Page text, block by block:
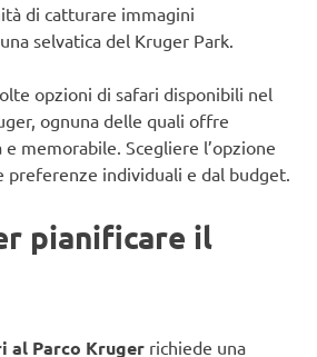
di catturare immagini
selvatica del Kruger Park.
opzioni di safari disponibili nel
ognuna delle quali offre
e memorabile. Scegliere l’opzione
preferenze individuali e dal budget.
pianificare il
al Parco Kruger richiede una